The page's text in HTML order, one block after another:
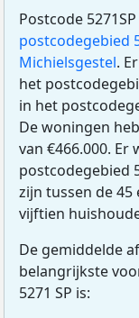
Postcode
postcodegebied
Michielsgestel.
het
in het
De woningen
van €466.000.
postcodegebied
zijn tussen de 45
vijftien
De gemiddelde
belangrijkste
5271 SP is: